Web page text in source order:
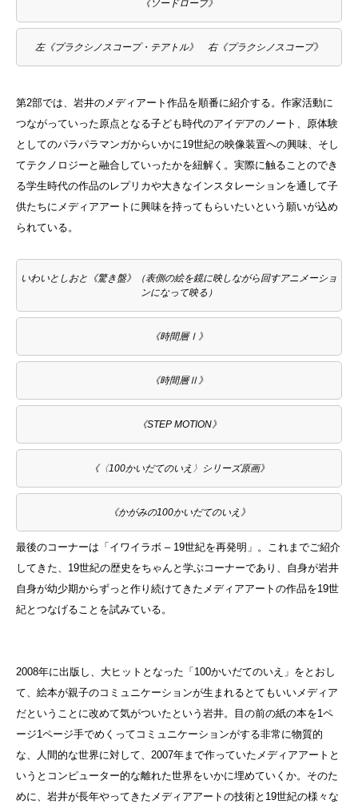
《ソードロープ》
左《プラクシノスコープ・テアトル》 右《プラクシノスコープ》
第2部では、岩井のメディアート作品を順番に紹介する。作家活動に
つながっていった原点となる子ども時代のアイデアのノート、原体験
としてのパラパラマンガからいかに19世紀の映像装置への興味、そし
てテクノロジーと融合していったかを紐解く。実際に触ることのでき
る学生時代の作品のレプリカや大きなインスタレーションを通して子
供たちにメディアアートに興味を持ってもらいたいという願いが込め
られている。
いわいとしおと《驚き盤》（表側の絵を鏡に映しながら回すアニメーショ
ンになって映る）
《時間層Ⅰ》
《時間層Ⅱ》
《STEP MOTION》
《〈100かいだてのいえ〉シリーズ原画》
《かがみの100かいだてのいえ》
最後のコーナーは「イワイラボ – 19世紀を再発明」。これまでご紹介
してきた、19世紀の歴史をちゃんと学ぶコーナーであり、自身が岩井
自身が幼少期からずっと作り続けてきたメディアアートの作品を19世
紀とつなげることを試みている。
2008年に出版し、大ヒットとなった「100かいだてのいえ」をとおし
て、絵本が親子のコミュニケーションが生まれるとてもいいメディア
だということに改めて気がついたという岩井。目の前の紙の本を1ペ
ージ1ページ手でめくってコミュニケーションがする非常に物質的
な、人間的な世界に対して、2007年まで作っていたメディアアートと
いうとコンピューター的な離れた世界をいかに埋めていくか。そのた
めに、岩井が長年やってきたメディアアートの技術と19世紀の様々な